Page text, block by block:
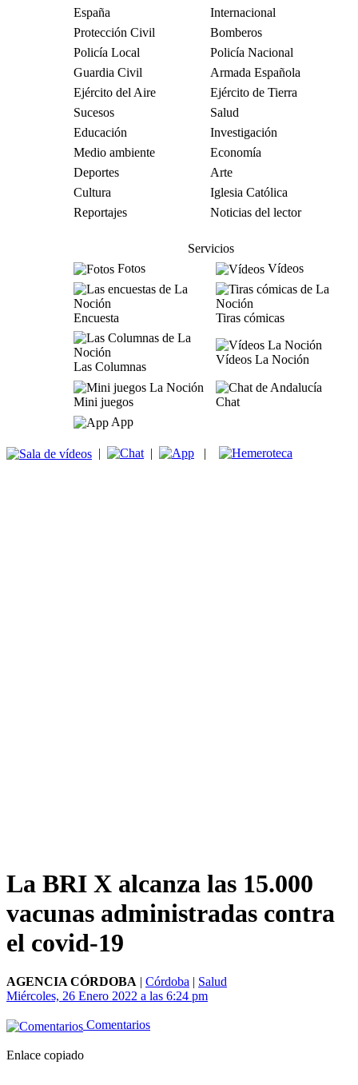
España
Internacional
Protección Civil
Bomberos
Policía Local
Policía Nacional
Guardia Civil
Armada Española
Ejército del Aire
Ejército de Tierra
Sucesos
Salud
Educación
Investigación
Medio ambiente
Economía
Deportes
Arte
Cultura
Iglesia Católica
Reportajes
Noticias del lector
Servicios
Fotos
Vídeos
Encuesta Tiras cómicas
Las Columnas
Vídeos La Noción
Mini juegos
Chat
App
| | |
La BRI X alcanza las 15.000
vacunas administradas contra
el covid-19
AGENCIA CÓRDOBA | Córdoba | Salud
Miércoles, 26 Enero 2022 a las 6:24 pm
Comentarios
Enlace copiado